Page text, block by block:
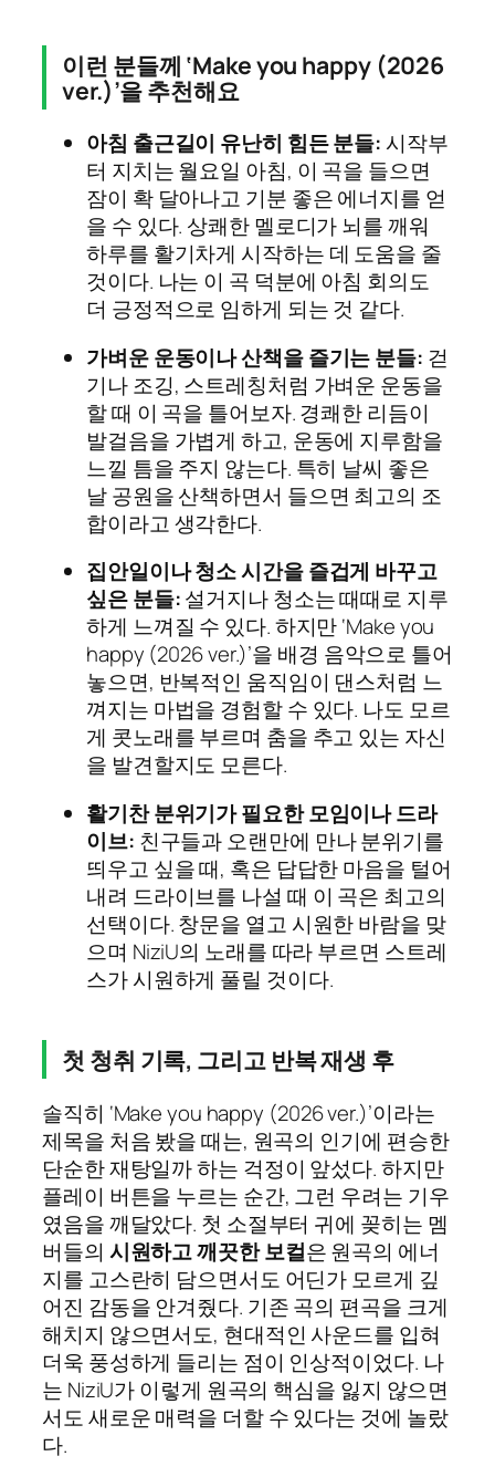
이런 분들께 ‘Make you happy (2026
ver.)’을 추천해요
아침 출근길이 유난히 힘든 분들: 시작부
터 지치는 월요일 아침, 이 곡을 들으면
잠이 확 달아나고 기분 좋은 에너지를 얻
을 수 있다. 상쾌한 멜로디가 뇌를 깨워
하루를 활기차게 시작하는 데 도움을 줄
것이다. 나는 이 곡 덕분에 아침 회의도
더 긍정적으로 임하게 되는 것 같다.
가벼운 운동이나 산책을 즐기는 분들: 걷
기나 조깅, 스트레칭처럼 가벼운 운동을
할 때 이 곡을 틀어보자. 경쾌한 리듬이
발걸음을 가볍게 하고, 운동에 지루함을
느낄 틈을 주지 않는다. 특히 날씨 좋은
날 공원을 산책하면서 들으면 최고의 조
합이라고 생각한다.
집안일이나 청소 시간을 즐겁게 바꾸고
싶은 분들:설거지나 청소는 때때로 지루
하게 느껴질 수 있다. 하지만 ‘Make you
happy (2026 ver.)’을 배경 음악으로 틀어
놓으면, 반복적인 움직임이 댄스처럼 느
껴지는 마법을 경험할 수 있다. 나도 모르
게 콧노래를 부르며 춤을 추고 있는 자신
을 발견할지도 모른다.
활기찬 분위기가 필요한 모임이나 드라
이브: 친구들과 오랜만에 만나 분위기를
띄우고 싶을 때, 혹은 답답한 마음을 털어
내려 드라이브를 나설 때 이 곡은 최고의
선택이다. 창문을 열고 시원한 바람을 맞
으며 NiziU의 노래를 따라 부르면 스트레
스가 시원하게 풀릴 것이다.
첫 청취 기록, 그리고 반복 재생 후
솔직히 ‘Make you happy (2026 ver.)’이라는
제목을 처음 봤을 때는, 원곡의 인기에 편승한
단순한 재탕일까 하는 걱정이 앞섰다. 하지만
플레이 버튼을 누르는 순간, 그런 우려는 기우
였음을 깨달았다. 첫 소절부터 귀에 꽂히는 멤
버들의 시원하고 깨끗한 보컬은 원곡의 에너
지를 고스란히 담으면서도 어딘가 모르게 깊
어진 감동을 안겨줬다. 기존 곡의 편곡을 크게
해치지 않으면서도, 현대적인 사운드를 입혀
더욱 풍성하게 들리는 점이 인상적이었다. 나
는 NiziU가 이렇게 원곡의 핵심을 잃지 않으면
서도 새로운 매력을 더할 수 있다는 것에 놀랐
다.